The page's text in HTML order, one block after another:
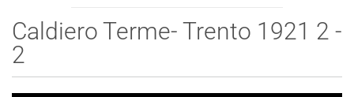
Caldiero Terme- Trento 1921 2 -
2